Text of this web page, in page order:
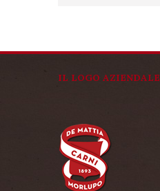
IL LOGO AZIENDALE